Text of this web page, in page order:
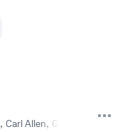
, Carl Allen, Gary Fisher